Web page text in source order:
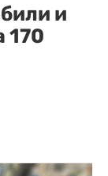
и
170